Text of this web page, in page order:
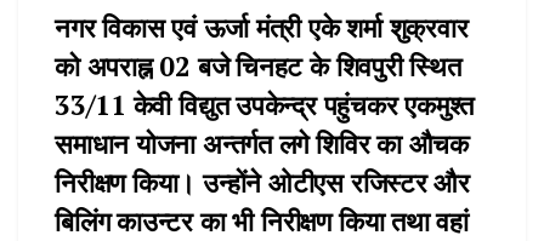
नगर विकास एवं ऊर्जा मंत्री एके शर्मा शुक्रवार
को अपराह्न 02 बजे चिनहट के शिवपुरी स्थित
33/11 केवी विद्युत उपकेन्द्र पहुंचकर एकमुश्त
समाधान योजना अन्तर्गत लगे शिविर का औचक
निरीक्षण किया। उन्होंने ओटीएस रजिस्टर और
बिलिंग काउन्टर का भी निरीक्षण किया तथा वहां